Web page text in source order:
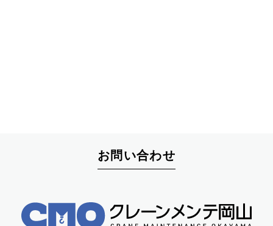
お問い合わせ